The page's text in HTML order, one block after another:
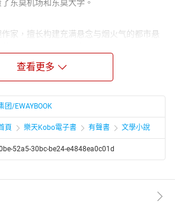
东莫机场和东莫大学。
家，擅长构建充满悬念与烟火气的都市悬
中刻画人性的复杂与温暖，叙事节奏张弛
的文字兼具悬疑张力与人文关怀，打破传
入感悬疑小说” 之一。
查看更多
团/EWAYBOOK
頁 樂天Kobo電子書 有聲書 文學小說
52a5-30bc-be24-e4848ea0c01d